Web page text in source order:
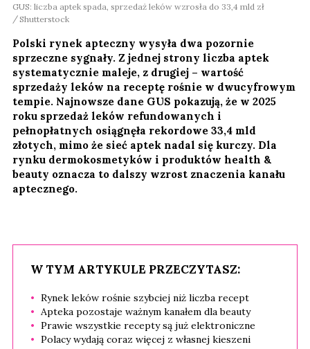
GUS: liczba aptek spada, sprzedaż leków wzrosła do 33,4 mld zł
Shutterstock
Polski rynek apteczny wysyła dwa pozornie
sprzeczne sygnały. Z jednej strony liczba aptek
systematycznie maleje, z drugiej – wartość
sprzedaży leków na receptę rośnie w dwucyfrowym
tempie. Najnowsze dane GUS pokazują, że w 2025
roku sprzedaż leków refundowanych i
pełnopłatnych osiągnęła rekordowe 33,4 mld
złotych, mimo że sieć aptek nadal się kurczy. Dla
rynku dermokosmetyków i produktów health &
beauty oznacza to dalszy wzrost znaczenia kanału
aptecznego.
W TYM ARTYKULE PRZECZYTASZ:
Rynek leków rośnie szybciej niż liczba recept
Apteka pozostaje ważnym kanałem dla beauty
Prawie wszystkie recepty są już elektroniczne
Polacy wydają coraz więcej z własnej kieszeni